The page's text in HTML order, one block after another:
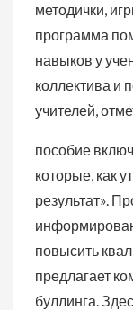
методички,
программа
навыков у
коллектива
учителей,
пособие
которые, как
результат».
повысить
предлагает
буллинга.